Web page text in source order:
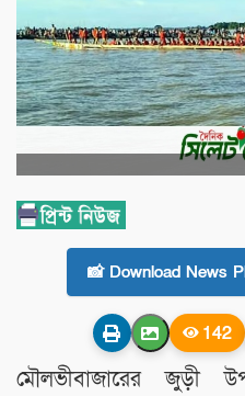
📸 Download News
142
মৌলভীবাজারের জুড়ী